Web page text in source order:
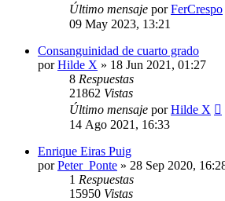
Último mensaje porFerCrespo
09 May 2023, 13:21
Consanguinidad de cuarto grado
porHilde X » 18 Jun 2021, 01:27
8 Respuestas
21862 Vistas
Último mensaje porHilde X
14 Ago 2021, 16:33
Enrique Eiras Puig
porPeter_Ponte » 28 Sep 2020,
1 Respuestas
15950 Vistas